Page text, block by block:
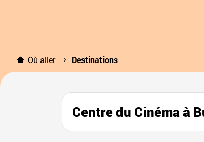
Où aller Destinations
Centre du Cinéma à